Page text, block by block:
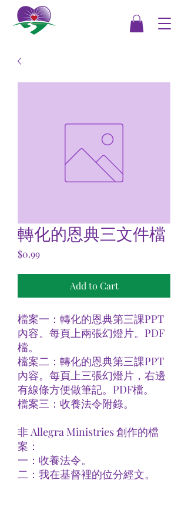
轉化的恩典三文件檔
$0.99Price
Add to Cart
檔案一：轉化的恩典第三課PPT
內容。每頁上兩張幻燈片。PDF
檔。
檔案二：轉化的恩典第三課PPT
內容。每頁上三張幻燈片，右邊
有線條方便做筆記。PDF檔。
檔案三：收養法令附錄。
非 Allegra Ministries 創作的檔
案：
一：收養法令。
二：我在基督裡的位分經文。